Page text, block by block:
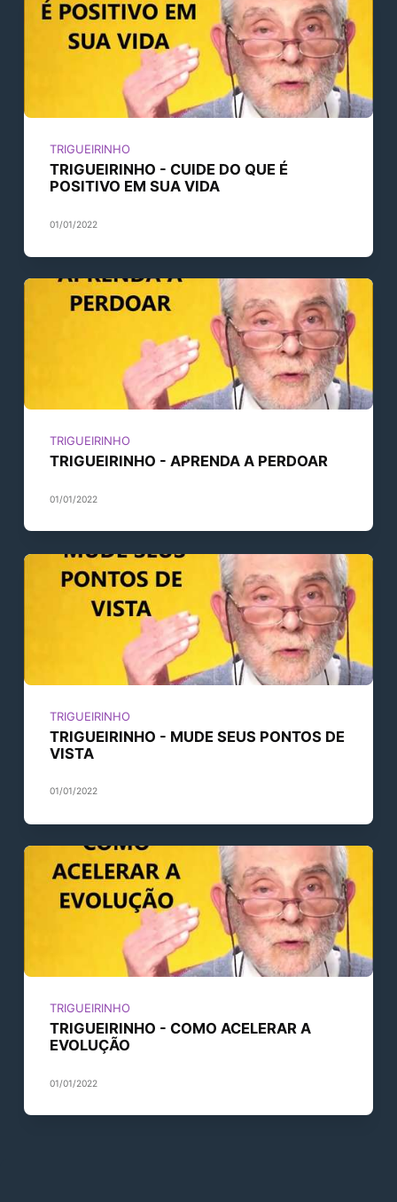
TRIGUEIRINHO
TRIGUEIRINHO - CUIDE DO QUE É
POSITIVO EM SUA VIDA
01/01/2022
TRIGUEIRINHO
TRIGUEIRINHO - APRENDA A PERDOAR
01/01/2022
TRIGUEIRINHO
TRIGUEIRINHO - MUDE SEUS PONTOS DE
VISTA
01/01/2022
TRIGUEIRINHO
TRIGUEIRINHO - COMO ACELERAR A
EVOLUÇÃO
01/01/2022